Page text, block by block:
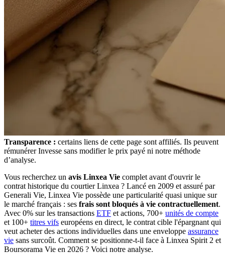
Transparence : certains liens de cette page sont affiliés. Ils peuvent
rémunérer Invesse sans modifier le prix payé ni notre méthode
d’analyse.
Vous recherchez un avis Linxea Vie complet avant d'ouvrir le
contrat historique du courtier Linxea ? Lancé en 2009 et assuré par
Generali Vie, Linxea Vie possède une particularité quasi unique sur
le marché français : ses frais sont bloqués à vie contractuellement.
Avec 0% sur les transactions ETF et actions, 700+ unités de compte
et 100+ titres vifs européens en direct, le contrat cible l'épargnant qui
veut acheter des actions individuelles dans une enveloppe assurance
vie sans surcoût. Comment se positionne-t-il face à Linxea Spirit 2 et
Boursorama Vie en 2026 ? Voici notre analyse.